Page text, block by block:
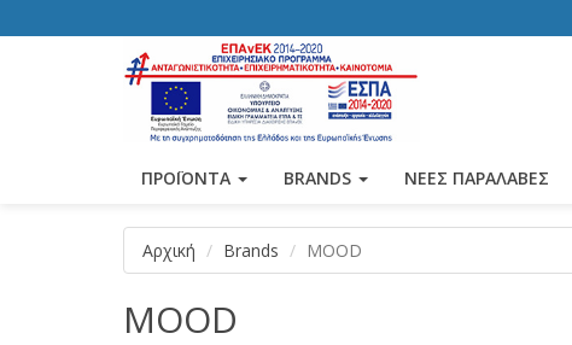
ΠΡΟΪΟΝΤΑ BRANDS ΝΕΕΣ ΠΑΡΑΛΑΒΕΣ
Αρχική Brands MOOD
MOOD